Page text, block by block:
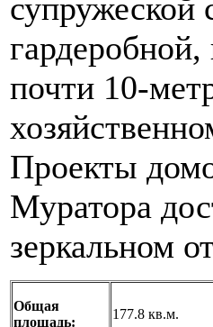
супружеской
почти 10-
Проекты
Муратора
зеркальном
Общая
площадь:
177.8 кв.м.